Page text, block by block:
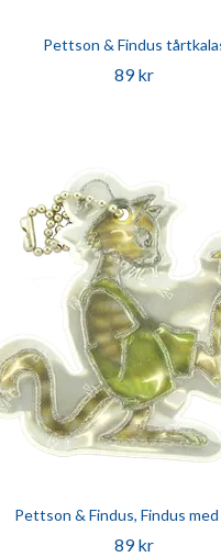
Pettson & Findus
89 kr
Pettson & Findus, Findus
89 kr